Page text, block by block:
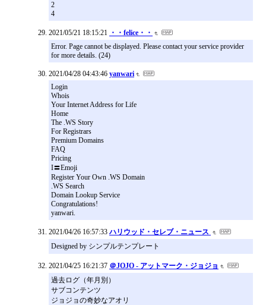
2
4
2021/05/21 18:15:21 ・・felice・・
Error. Page cannot be displayed. Please contact your service provider
for more details. (24)
2021/04/28 04:43:46 yanwari
Login
Whois
Your Internet Address for Life
Home
The .WS Story
For Registrars
Premium Domains
FAQ
Pricing
I〓Emoji
Register Your Own .WS Domain
.WS Search
Domain Lookup Service
Congratulations!
yanwari.
2021/04/26 16:57:33 ハリウッド・セレブ・ニュース
Designed by シンプルテンプレート
2021/04/25 16:21:37 ＠JOJO - アットマーク・ジョジョ
過去ログ（年月別）
サブコンテンツ
ジョジョの奇妙なアオリ